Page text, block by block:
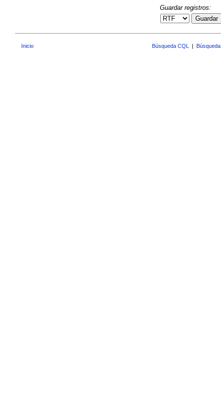
Guardar registros:
Guardar
Inicio Búsqueda CQL